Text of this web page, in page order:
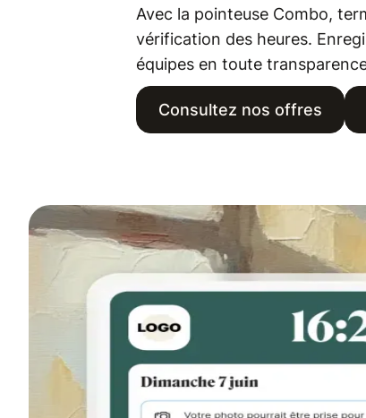
Avec la pointeuse Combo,
vérification des heures.
équipes en toute
Consultez nos offres